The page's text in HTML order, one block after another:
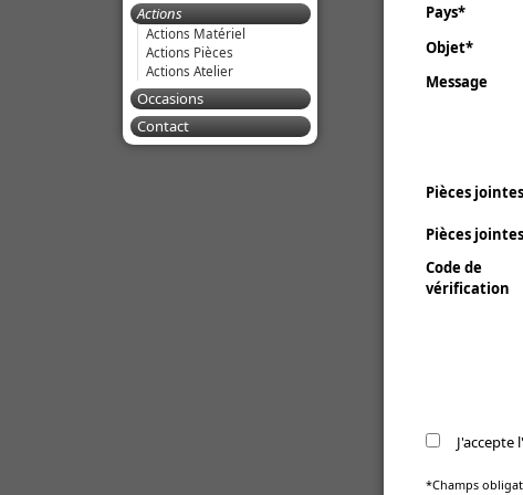
Actions
Actions Matériel
Actions Pièces
Actions Atelier
Occasions
Contact
Pays
Objet
Message
Pièces jointes
Pièces jointes
Code de
vérification
*Champs